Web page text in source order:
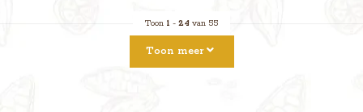
Toon 1 - 24 van 55
Toon meer